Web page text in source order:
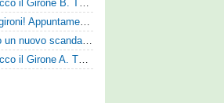
UFFICIALE: Serie D 2026/2027, ecco il Girone B. Tutte le squadre
Serie D 2026/2027: è il giorno dei gironi! Appuntamento fissato
Trapani, Antonini: «Sta emergendo un nuovo scandalo»
UFFICIALE: Serie D 2026/2027, ecco il Girone A. Tutte le squadre